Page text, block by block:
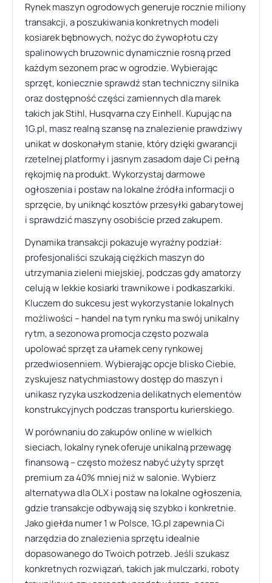
Rynek maszyn ogrodowych generuje rocznie miliony
transakcji, a poszukiwania konkretnych modeli
kosiarek bębnowych, nożyc do żywopłotu czy
spalinowych bruzownic dynamicznie rosną przed
każdym sezonem prac w ogrodzie. Wybierając
sprzęt, koniecznie sprawdź stan techniczny silnika
oraz dostępność części zamiennych dla marek
takich jak Stihl, Husqvarna czy Einhell. Kupując na
1G.pl, masz realną szansę na znalezienie prawdziwy
unikat w doskonałym stanie, który dzięki gwarancji
rzetelnej platformy i jasnym zasadom daje Ci pełną
rękojmię na produkt. Wykorzystaj darmowe
ogłoszenia i postaw na lokalne źródła informacji o
sprzęcie, by uniknąć kosztów przesyłki gabarytowej
i sprawdzić maszyny osobiście przed zakupem.
Dynamika transakcji pokazuje wyraźny podział:
profesjonaliści szukają ciężkich maszyn do
utrzymania zieleni miejskiej, podczas gdy amatorzy
celują w lekkie kosiarki trawnikowe i podkaszarkiki.
Kluczem do sukcesu jest wykorzystanie lokalnych
możliwości – handel na tym rynku ma swój unikalny
rytm, a sezonowa promocja często pozwala
upolować sprzęt za ułamek ceny rynkowej
przedwiosenniem. Wybierając opcje blisko Ciebie,
zyskujesz natychmiastowy dostęp do maszyn i
unikasz ryzyka uszkodzenia delikatnych elementów
konstrukcyjnych podczas transportu kurierskiego.
W porównaniu do zakupów online w wielkich
sieciach, lokalny rynek oferuje unikalną przewagę
finansową – często możesz nabyć użyty sprzęt
premium za 40% mniej niż w salonie. Wybierz
alternatywa dla OLX i postaw na lokalne ogłoszenia,
gdzie transakcje odbywają się szybko i konkretnie.
Jako giełda numer 1 w Polsce, 1G.pl zapewnia Ci
narzędzia do znalezienia sprzętu idealnie
dopasowanego do Twoich potrzeb. Jeśli szukasz
konkretnych rozwiązań, takich jak mulczarki, roboty